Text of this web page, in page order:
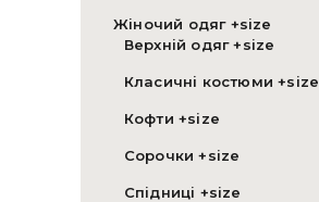
Жіночий одяг +size
Верхній одяг +size
Класичні костюми +size
Кофти +size
Сорочки +size
Спідниці +size